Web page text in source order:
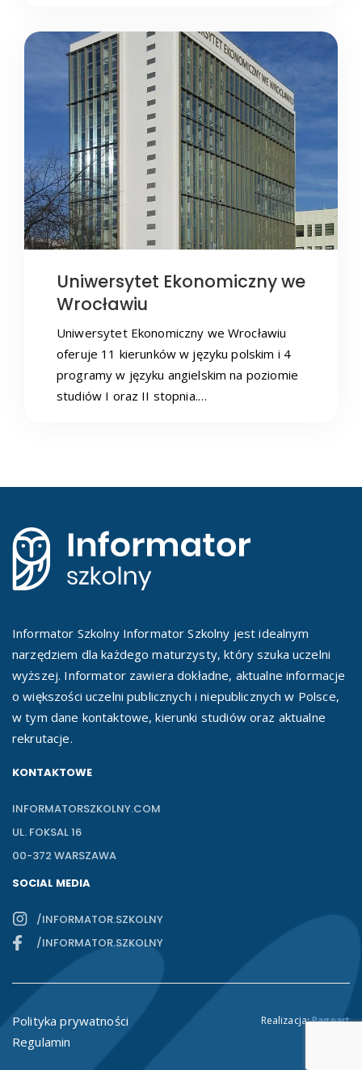
Uniwersytet Ekonomiczny we
Wrocławiu
Uniwersytet Ekonomiczny we Wrocławiu
oferuje 11 kierunków w języku polskim i 4
programy w języku angielskim na poziomie
studiów I oraz II stopnia.…
Informator Szkolny Informator Szkolny jest idealnym
narzędziem dla każdego maturzysty, który szuka uczelni
wyższej. Informator zawiera dokładne, aktualne informacje
o większości uczelni publicznych i niepublicznych w Polsce,
w tym dane kontaktowe, kierunki studiów oraz aktualne
rekrutacje.
KONTAKTOWE
INFORMATORSZKOLNY.COM
UL. FOKSAL 16
00-372 WARSZAWA
SOCIAL MEDIA
/INFORMATOR.SZKOLNY
/INFORMATOR.SZKOLNY
Realizacja:Pageart
Polityka prywatności
Regulamin